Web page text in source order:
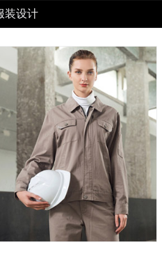
装设计